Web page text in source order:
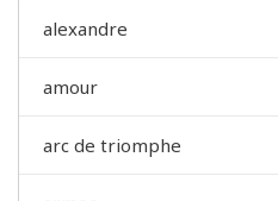
alexandre
amour
arc de triomphe